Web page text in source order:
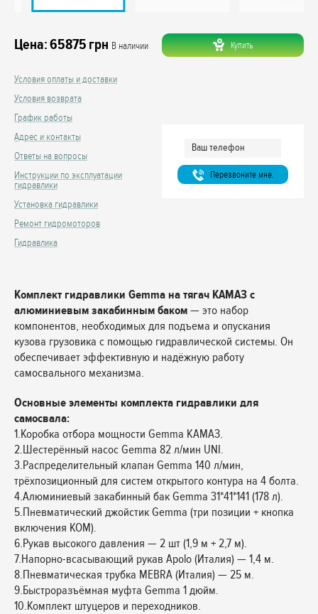
Цена:65875 грн В наличии Купить
Условия оплаты и доставки
Условия возврата
График работы
Адрес и контакты
Ответы на вопросы
Инструкции по эксплуатации
гидравлики
Установка гидравлики
Ремонт гидромоторов
Гидравлика
Перезвоните мне.
Комплект гидравлики Gemma на тягач КАМАЗ с
алюминиевым закабинным баком — это набор
компонентов, необходимых для подъема и опускания
кузова грузовика с помощью гидравлической системы. Он
обеспечивает эффективную и надёжную работу
самосвального механизма.
Основные элементы комплекта гидравлики для
самосвала:
1.Коробка отбора мощности Gemma КАМАЗ.
2.Шестерённый насос Gemma 82 л/мин UNI.
3.Распределительный клапан Gemma 140 л/мин,
трёхпозиционный для систем открытого контура на 4 болта.
4.Алюминиевый закабинный бак Gemma 31*41*141 (178 л).
5.Пневматический джойстик Gemma (три позиции + кнопка
включения КОМ).
6.Рукав высокого давления — 2 шт (1,9 м + 2,7 м).
7.Напорно-всасывающий рукав Apolo (Италия) — 1,4 м.
8.Пневматическая трубка MEBRA (Италия) — 25 м.
9.Быстроразъёмная муфта Gemma 1 дюйм.
10.Комплект штуцеров и переходников.